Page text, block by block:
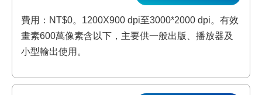
費用：NT$0。1200X900 dpi至3000*2000 dpi。有效
畫素600萬像素含以下，主要供一般出版、播放器及
小型輸出使用。